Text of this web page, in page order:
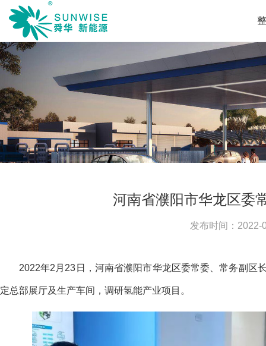
河南省濮阳市华龙区委
发布时间： 2022-
2022年2月23日，河南省濮阳市华龙区委常委、常务副区
定总部展厅及生产车间，调研氢能产业项目。